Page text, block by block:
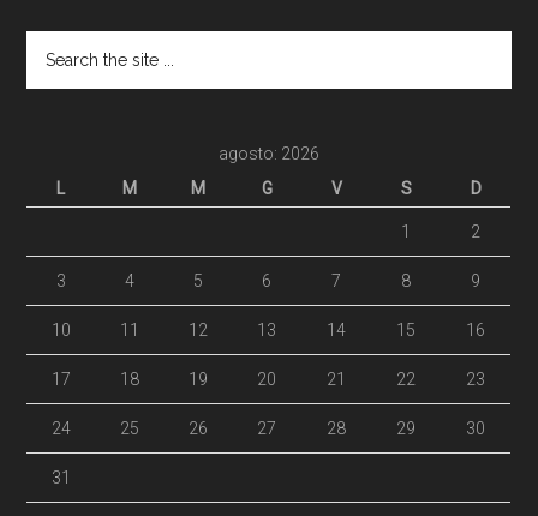
agosto: 2026
L
M M G V S D
1 2
3 4 5 6 7 8 9
10 11 12 13 14 15 16
17 18 19 20 21 22 23
24 25 26 27 28 29 30
31